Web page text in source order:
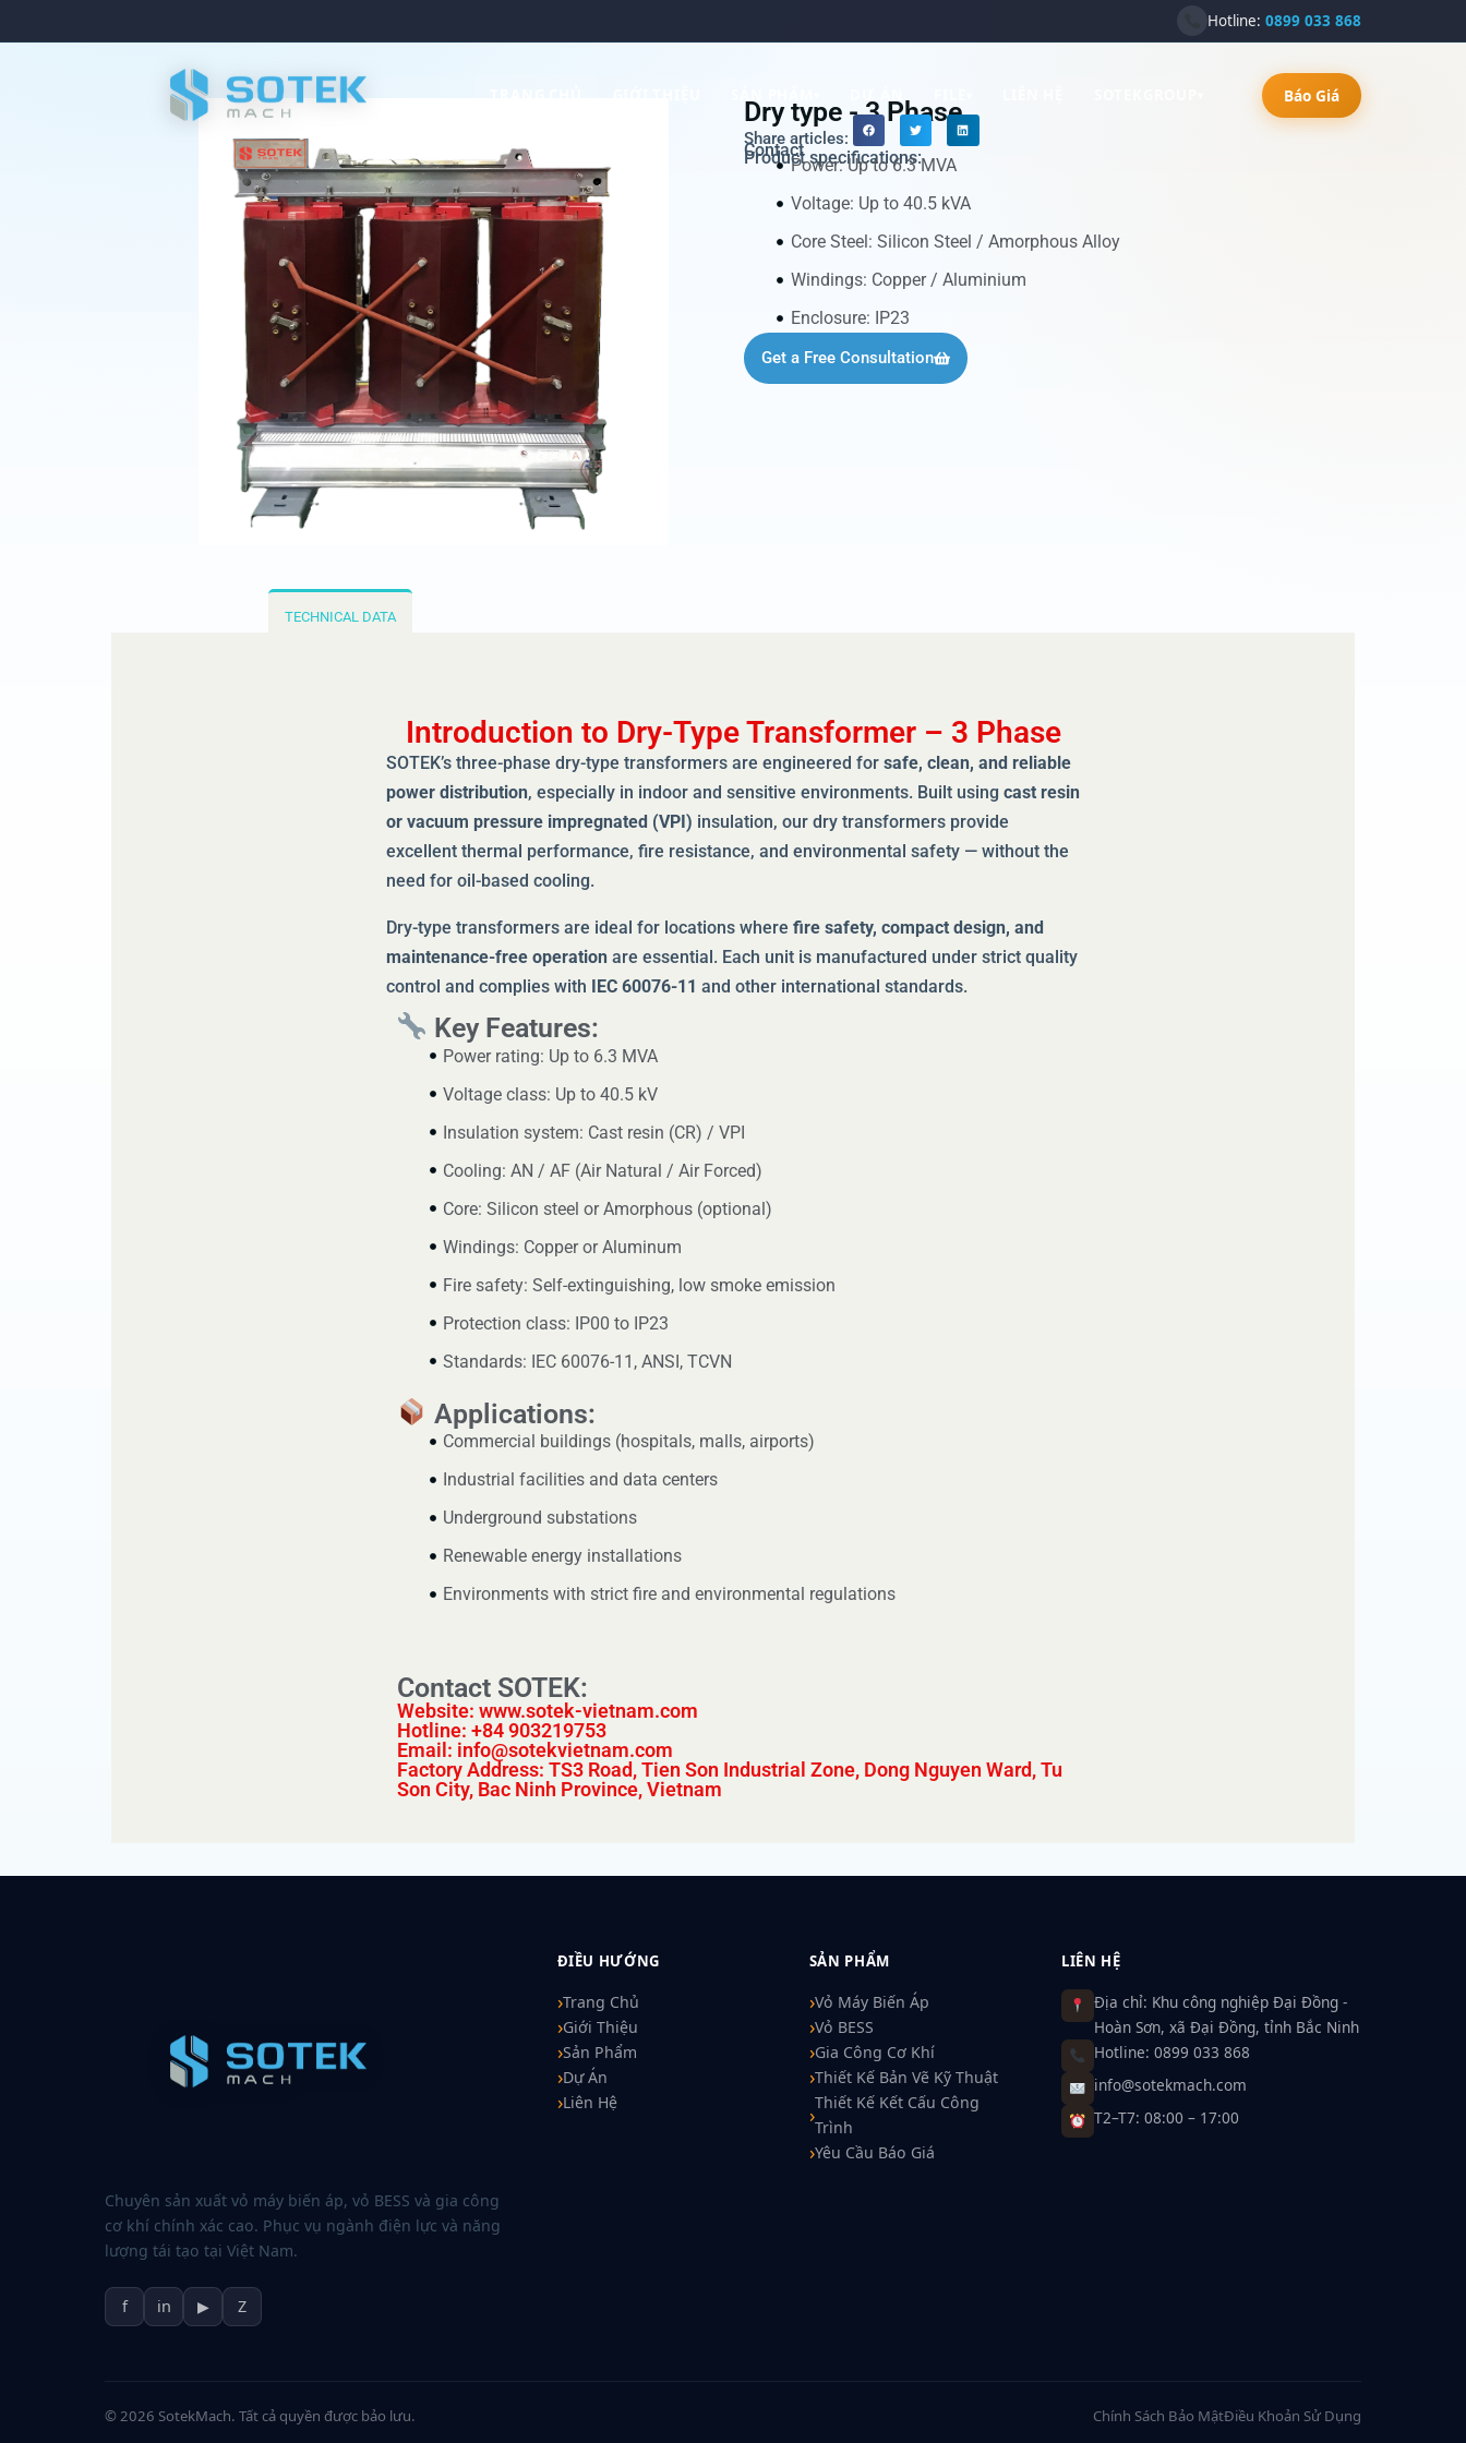
Hotline: 0899 033 868
Báo Giá
Dry type - 3 Phase
Share articles:
Contact
Product specifications:
Power: Up to 6.3 MVA
Voltage: Up to 40.5 kVA
Core Steel: Silicon Steel / Amorphous Alloy
Windings: Copper / Aluminium
Enclosure: IP23
Get a Free Consultation
TECHNICAL DATA
Introduction to Dry-Type Transformer – 3 Phase
SOTEK’s three-phase dry-type transformers are engineered for safe, clean, and reliable
power distribution, especially in indoor and sensitive environments. Built using cast resin
or vacuum pressure impregnated (VPI) insulation, our dry transformers provide
excellent thermal performance, fire resistance, and environmental safety — without the
need for oil-based cooling.
Dry-type transformers are ideal for locations where fire safety, compact design, and
maintenance-free operationare essential. Each unit is manufactured under strict quality
control and complies with IEC 60076-11 and other international standards.
Key Features:
Power rating: Up to 6.3 MVA
Voltage class: Up to 40.5 kV
Insulation system: Cast resin (CR) / VPI
Cooling: AN / AF (Air Natural / Air Forced)
Core: Silicon steel or Amorphous (optional)
Windings: Copper or Aluminum
Fire safety: Self-extinguishing, low smoke emission
Protection class: IP00 to IP23
Standards: IEC 60076-11, ANSI, TCVN
Applications:
Commercial buildings (hospitals, malls, airports)
Industrial facilities and data centers
Underground substations
Renewable energy installations
Environments with strict fire and environmental regulations
Contact SOTEK:
Website: www.sotek-vietnam.com
Hotline: +84 903219753
Email: info@sotekvietnam.com
Factory Address: TS3 Road, Tien Son Industrial Zone, Dong Nguyen Ward, Tu
Son City, Bac Ninh Province, Vietnam
Chuyên sản xuất vỏ máy biến áp, vỏ BESS và gia công
cơ khí chính xác cao. Phục vụ ngành điện lực và năng
lượng tái tạo tại Việt Nam.
f in ▶ Z
ĐIỀU HƯỚNG
Trang Chủ
Giới Thiệu
Sản Phẩm
Dự Án
Liên Hệ
SẢN PHẨM
Vỏ Máy Biến Áp
Vỏ BESS
Gia Công Cơ Khí
Thiết Kế Bản Vẽ Kỹ Thuật
Thiết Kế Kết Cấu Công
Trình
Yêu Cầu Báo Giá
LIÊN HỆ
Địa chỉ: Khu công nghiệp Đại Đồng -
Hoàn Sơn, xã Đại Đồng, tỉnh Bắc Ninh
Hotline: 0899 033 868
info@sotekmach.com
T2–T7: 08:00 – 17:00
© 2026 SotekMach. Tất cả quyền được bảo lưu. Chính Sách Bảo MậtĐiều Khoản Sử Dụng